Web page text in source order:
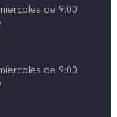
de 9:00
de 9:00